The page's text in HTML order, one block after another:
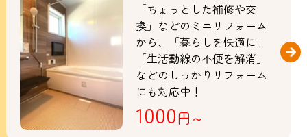
「ちょっとした補修や交
換」などのミニリフォーム
から、「暮らしを快適に」
「生活動線の不便を解消」
などのしっかりリフォーム
にも対応中！
1000円～